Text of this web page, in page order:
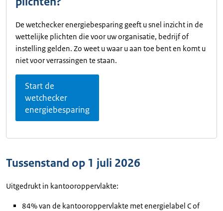
De wetchecker energiebesparing geeft u snel inzicht in de
wettelijke plichten die voor uw organisatie, bedrijf of
instelling gelden. Zo weet u waar u aan toe bent en komt u
niet voor verrassingen te staan.
Start de
wetchecker
energiebesparing
Tussenstand op 1 juli 2026
Uitgedrukt in kantooroppervlakte:
84% van de kantooroppervlakte met energielabel C of